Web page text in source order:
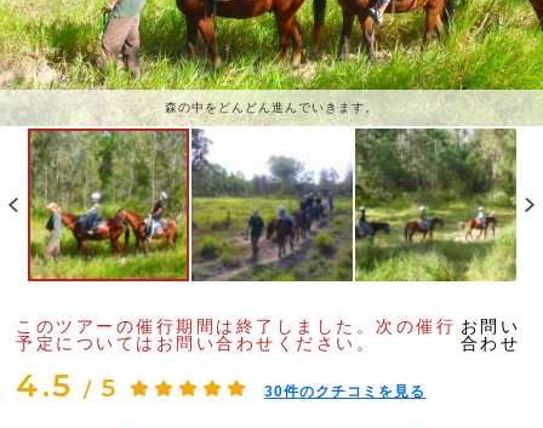
森の中をどんどん進んでいきます。
このツアーの催行期間は終了しました。 次の催行
予定についてはお問い合わせください。
お問い
合わせ
4.5 / 5 30件のクチコミを見る